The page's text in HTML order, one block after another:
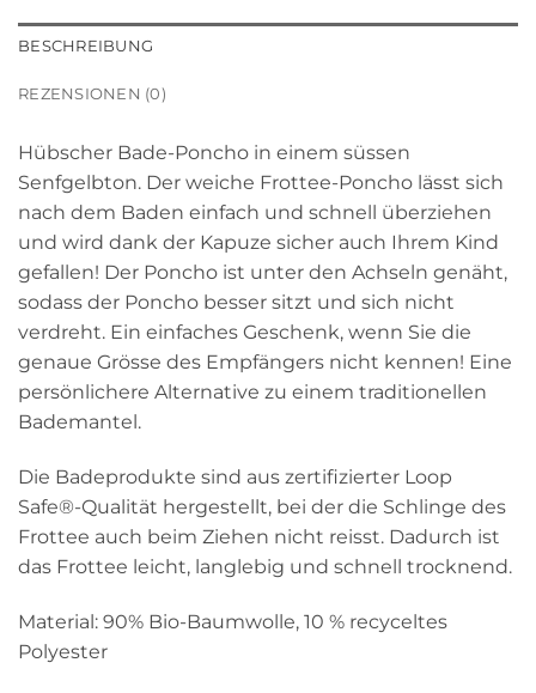
BESCHREIBUNG
REZENSIONEN (0)
Hübscher Bade-Poncho in einem süssen
Senfgelbton. Der weiche Frottee-Poncho lässt sich
nach dem Baden einfach und schnell überziehen
und wird dank der Kapuze sicher auch Ihrem Kind
gefallen! Der Poncho ist unter den Achseln genäht,
sodass der Poncho besser sitzt und sich nicht
verdreht. Ein einfaches Geschenk, wenn Sie die
genaue Grösse des Empfängers nicht kennen! Eine
persönlichere Alternative zu einem traditionellen
Bademantel.
Die Badeprodukte sind aus zertifizierter Loop
Safe®-Qualität hergestellt, bei der die Schlinge des
Frottee auch beim Ziehen nicht reisst. Dadurch ist
das Frottee leicht, langlebig und schnell trocknend.
Material: 90% Bio-Baumwolle, 10 % recyceltes
Polyester